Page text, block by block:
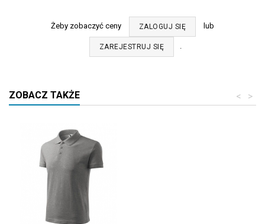
Żeby zobaczyć ceny ZALOGUJ SIĘ lub
ZAREJESTRUJ SIĘ .
ZOBACZ TAKŻE >
<